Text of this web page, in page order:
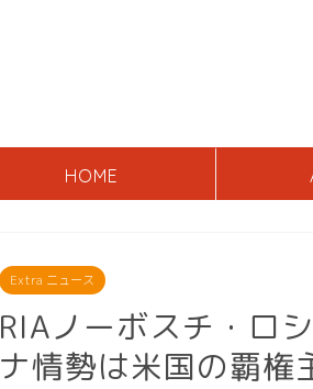
HOME
Extra ニュース
RIAノーボスチ・ロ
ナ情勢は米国の覇権